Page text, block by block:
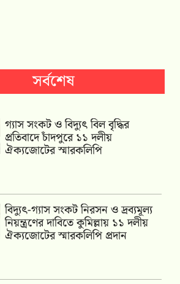
সর্বশেষ
গ্যাস সংকট ও বিদ্যুৎ বিল বৃদ্ধির
প্রতিবাদে চাঁদপুরে ১১ দলীয়
ঐক্যজোটের স্মারকলিপি
‎বিদ্যুৎ-গ্যাস সংকট নিরসন ও দ্রব্যমূল্য
নিয়ন্ত্রণের দাবিতে কুমিল্লায় ১১ দলীয়
ঐক‍্যজোটের স্মারকলিপি প্রদান